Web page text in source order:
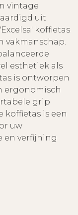
vintage
uit
koffietas
vakmanschap.
esthetiek als
is ontworpen
ergonomisch
grip
koffietas is een
uw
en verfijning